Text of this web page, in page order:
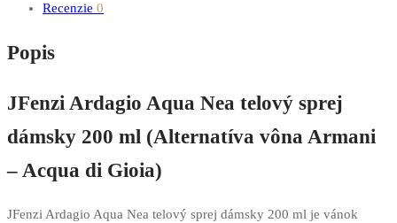
Recenzie 0
Popis
JFenzi Ardagio Aqua Nea telový sprej
dámsky 200 ml (Alternatíva vôna Armani
– Acqua di Gioia)
JFenzi Ardagio Aqua Nea telový sprej dámsky 200 ml je vánok